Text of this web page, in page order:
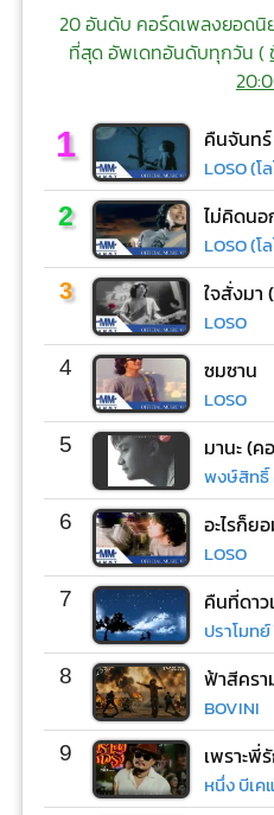
20 อันดับ คอร์ดเพลงยอดนิ
ที่สุด อัพเดทอันดับทุกวัน (
1 คืนจันทร์
LOSO (โ
2 ไม่คิดนอ
LOSO (โ
3 ใจสั่งมา
LOSO
4 ซมซาน
LOSO
5 มานะ (ค
พงษ์สิทธิ์
6 อะไรก็ย
LOSO
7 คืนที่ดาว
ปราโมทย์
8 ฟ้าสีครา
BOVINI
9 เพราะพี่
หนึ่ง บีเ